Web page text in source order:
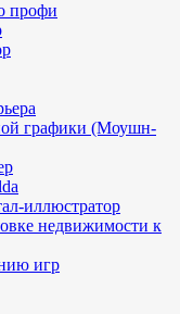
профи
графики (Моушн-
иллюстратор
недвижимости к
игр